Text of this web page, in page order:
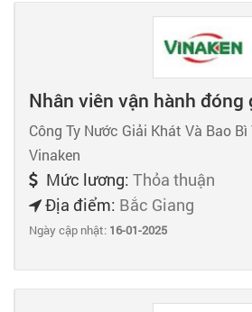
Nhân viên vận hành đóng
Công Ty Nước Giải Khát Và Bao
Vinaken
Mức lương: Thỏa thuận
Địa điểm: Bắc Giang
Ngày cập nhật: 16-01-2025